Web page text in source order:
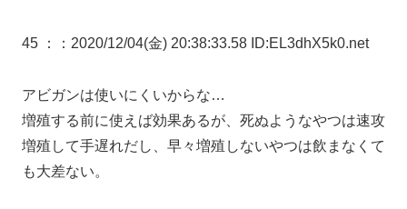
45 ： ：2020/12/04(金) 20:38:33.58 ID:EL3dhX5k0.net
アビガンは使いにくいからな…
増殖する前に使えば効果あるが、死ぬようなやつは速攻
増殖して手遅れだし、早々増殖しないやつは飲まなくて
も大差ない。